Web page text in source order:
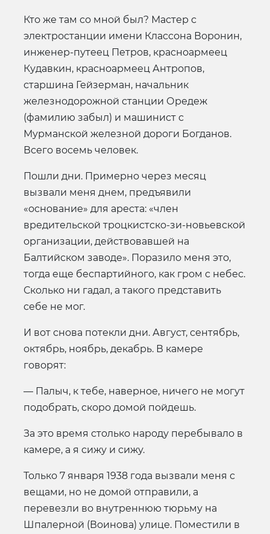
Кто же там со мной был? Мастер с
электростанции имени Классона Воронин,
инженер-путеец Петров, красноармеец
Кудавкин, красноармеец Антропов,
старшина Гейзерман, начальник
железнодорожной станции Оредеж
(фамилию забыл) и машинист с
Мурманской железной дороги Богданов.
Всего восемь человек.
Пошли дни. Примерно через месяц
вызвали меня днем, предъявили
«основание» для ареста: «член
вредительской троцкистско-зи-новьевской
организации, действовавшей на
Балтийском заводе». Поразило меня это,
тогда еще беспартийного, как гром с небес.
Сколько ни гадал, а такого представить
себе не мог.
И вот снова потекли дни. Август, сентябрь,
октябрь, ноябрь, декабрь. В камере
говорят:
— Палыч, к тебе, наверное, ничего не могут
подобрать, скоро домой пойдешь.
За это время столько народу перебывало в
камере, а я сижу и сижу.
Только 7 января 1938 года вызвали меня с
вещами, но не домой отправили, а
перевезли во внутреннюю тюрьму на
Шпалерной (Воинова) улице. Поместили в